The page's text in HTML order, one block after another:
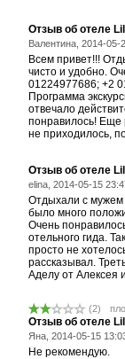
Отзыв об отеле
Валентина, 2014-05-
Всем привет!!!
чисто и удобно.
01224977686; +2
Программа
отвечало
понравилось! Еще
не приходилось,
Отзыв об отеле
elina, 2014-05-15
Отдыхали с мужем
было много
Очень
отельного гида.
просто не
рассказывал.
Аделу от Алексея
(2)
Отзыв об отеле
Яна, 2014-05-15
Не рекомендую.